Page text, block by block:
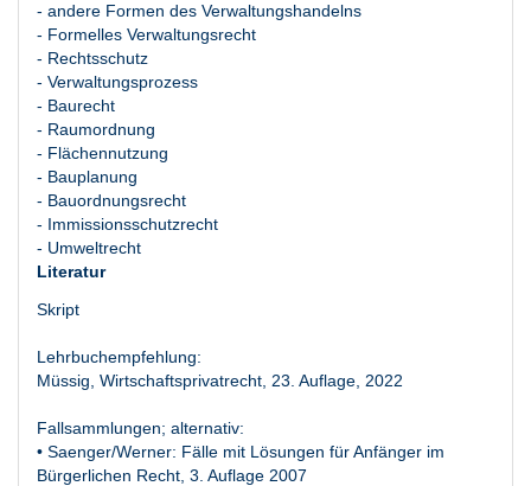
- andere Formen des Verwaltungshandelns
- Formelles Verwaltungsrecht
- Rechtsschutz
- Verwaltungsprozess
- Baurecht
- Raumordnung
- Flächennutzung
- Bauplanung
- Bauordnungsrecht
- Immissionsschutzrecht
- Umweltrecht
Literatur
Skript
Lehrbuchempfehlung:
Müssig, Wirtschaftsprivatrecht, 23. Auflage, 2022
Fallsammlungen; alternativ:
• Saenger/Werner: Fälle mit Lösungen für Anfänger im
Bürgerlichen Recht, 3. Auflage 2007